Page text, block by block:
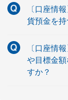
〔口座情
貨預金を
〔口座情
や目標金
すか？